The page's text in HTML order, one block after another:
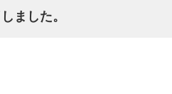
ました。